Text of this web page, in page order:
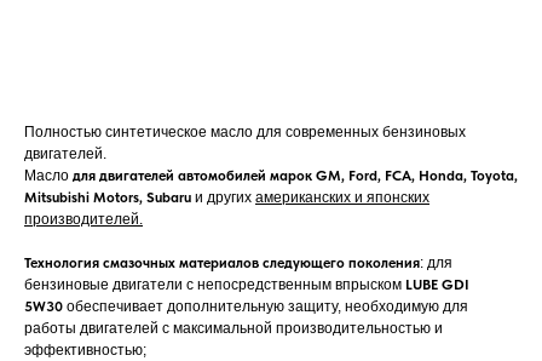
Полностью синтетическое масло для современных бензиновых
двигателей.
Масло для двигателей автомобилей марок GM, Ford, FCA, Honda, Toyota,
Mitsubishi Motors, Subaru и других американских и японских
производителей.
Технология смазочных материалов следующего поколения: для
бензиновые двигатели с непосредственным впрыском LUBE GDI
5W30 обеспечивает дополнительную защиту, необходимую для
работы двигателей с максимальной производительностью и
эффективностью;